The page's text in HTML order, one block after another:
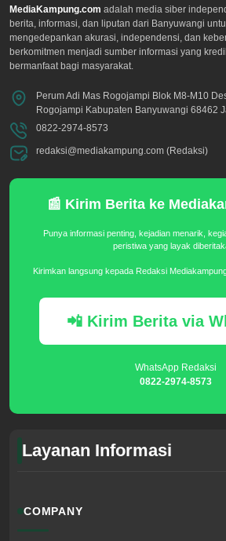
MediaKampung.com adalah media siber
berita, informasi, dan liputan dari Banyuwangi
mengedepankan akurasi, independensi, dan
berkomitmen menjadi sumber informasi yang
bermanfaat bagi masyarakat.
Perum Adi Mas Rogojampi Blok M8-M10
Rogojampi Kabupaten Banyuwangi 68462
0822-2974-8573
redaksi@mediakampung.com (Redaksi)
📰 Kirim Berita ke
Punya informasi penting, kejadian menarik,
peristiwa yang layak
Kirimkan langsung kepada Redaksi
📲 Kirim Berita via
WhatsApp Redaksi
0822-2974-8573
Layanan Informasi
COMPANY